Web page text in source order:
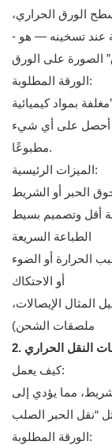
الورق الحراري،
عند تسخينه — هو -
الورقة المطلوبة:
بمواد كيميائية
أحصل على أي شيء
مطبوعًا.
الميزات الرئيسية:
الحبر أو الشريط
أقل وتصميم بسيط
الطباعة السريعة
الحرارة أو الضوء
أو الاحتكاك
الإيصالات،
ملصقات الشحن)
النقل الحراري
كيف يعمل:
مما يؤدي إلى
الورقة المطلوبة: